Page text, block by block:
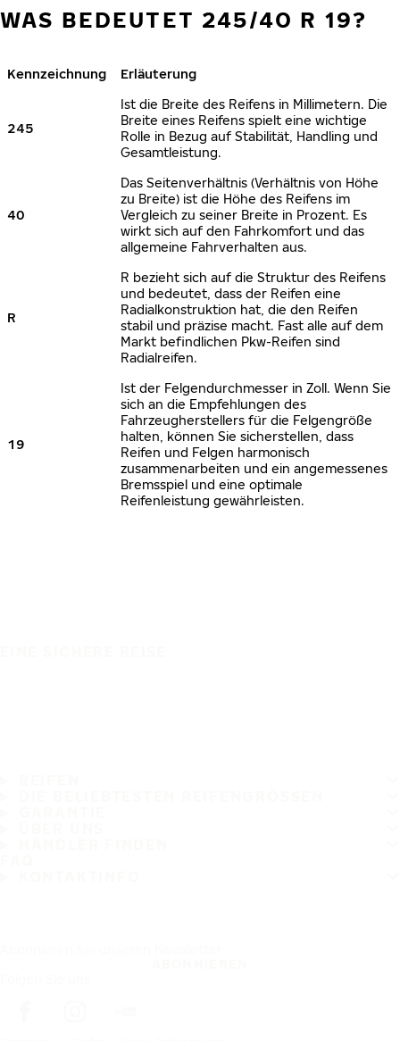
WAS BEDEUTET 245/40 R 19?
Kennzeichnung Erläuterung
245
Ist die Breite des Reifens in Millimetern. Die
Breite eines Reifens spielt eine wichtige
Rolle in Bezug auf Stabilität, Handling und
Gesamtleistung.
40
Das Seitenverhältnis (Verhältnis von Höhe
zu Breite) ist die Höhe des Reifens im
Vergleich zu seiner Breite in Prozent. Es
wirkt sich auf den Fahrkomfort und das
allgemeine Fahrverhalten aus.
R
R bezieht sich auf die Struktur des Reifens
und bedeutet, dass der Reifen eine
Radialkonstruktion hat, die den Reifen
stabil und präzise macht. Fast alle auf dem
Markt befindlichen Pkw-Reifen sind
Radialreifen.
19
Ist der Felgendurchmesser in Zoll. Wenn Sie
sich an die Empfehlungen des
Fahrzeugherstellers für die Felgengröße
halten, können Sie sicherstellen, dass
Reifen und Felgen harmonisch
zusammenarbeiten und ein angemessenes
Bremsspiel und eine optimale
Reifenleistung gewährleisten.